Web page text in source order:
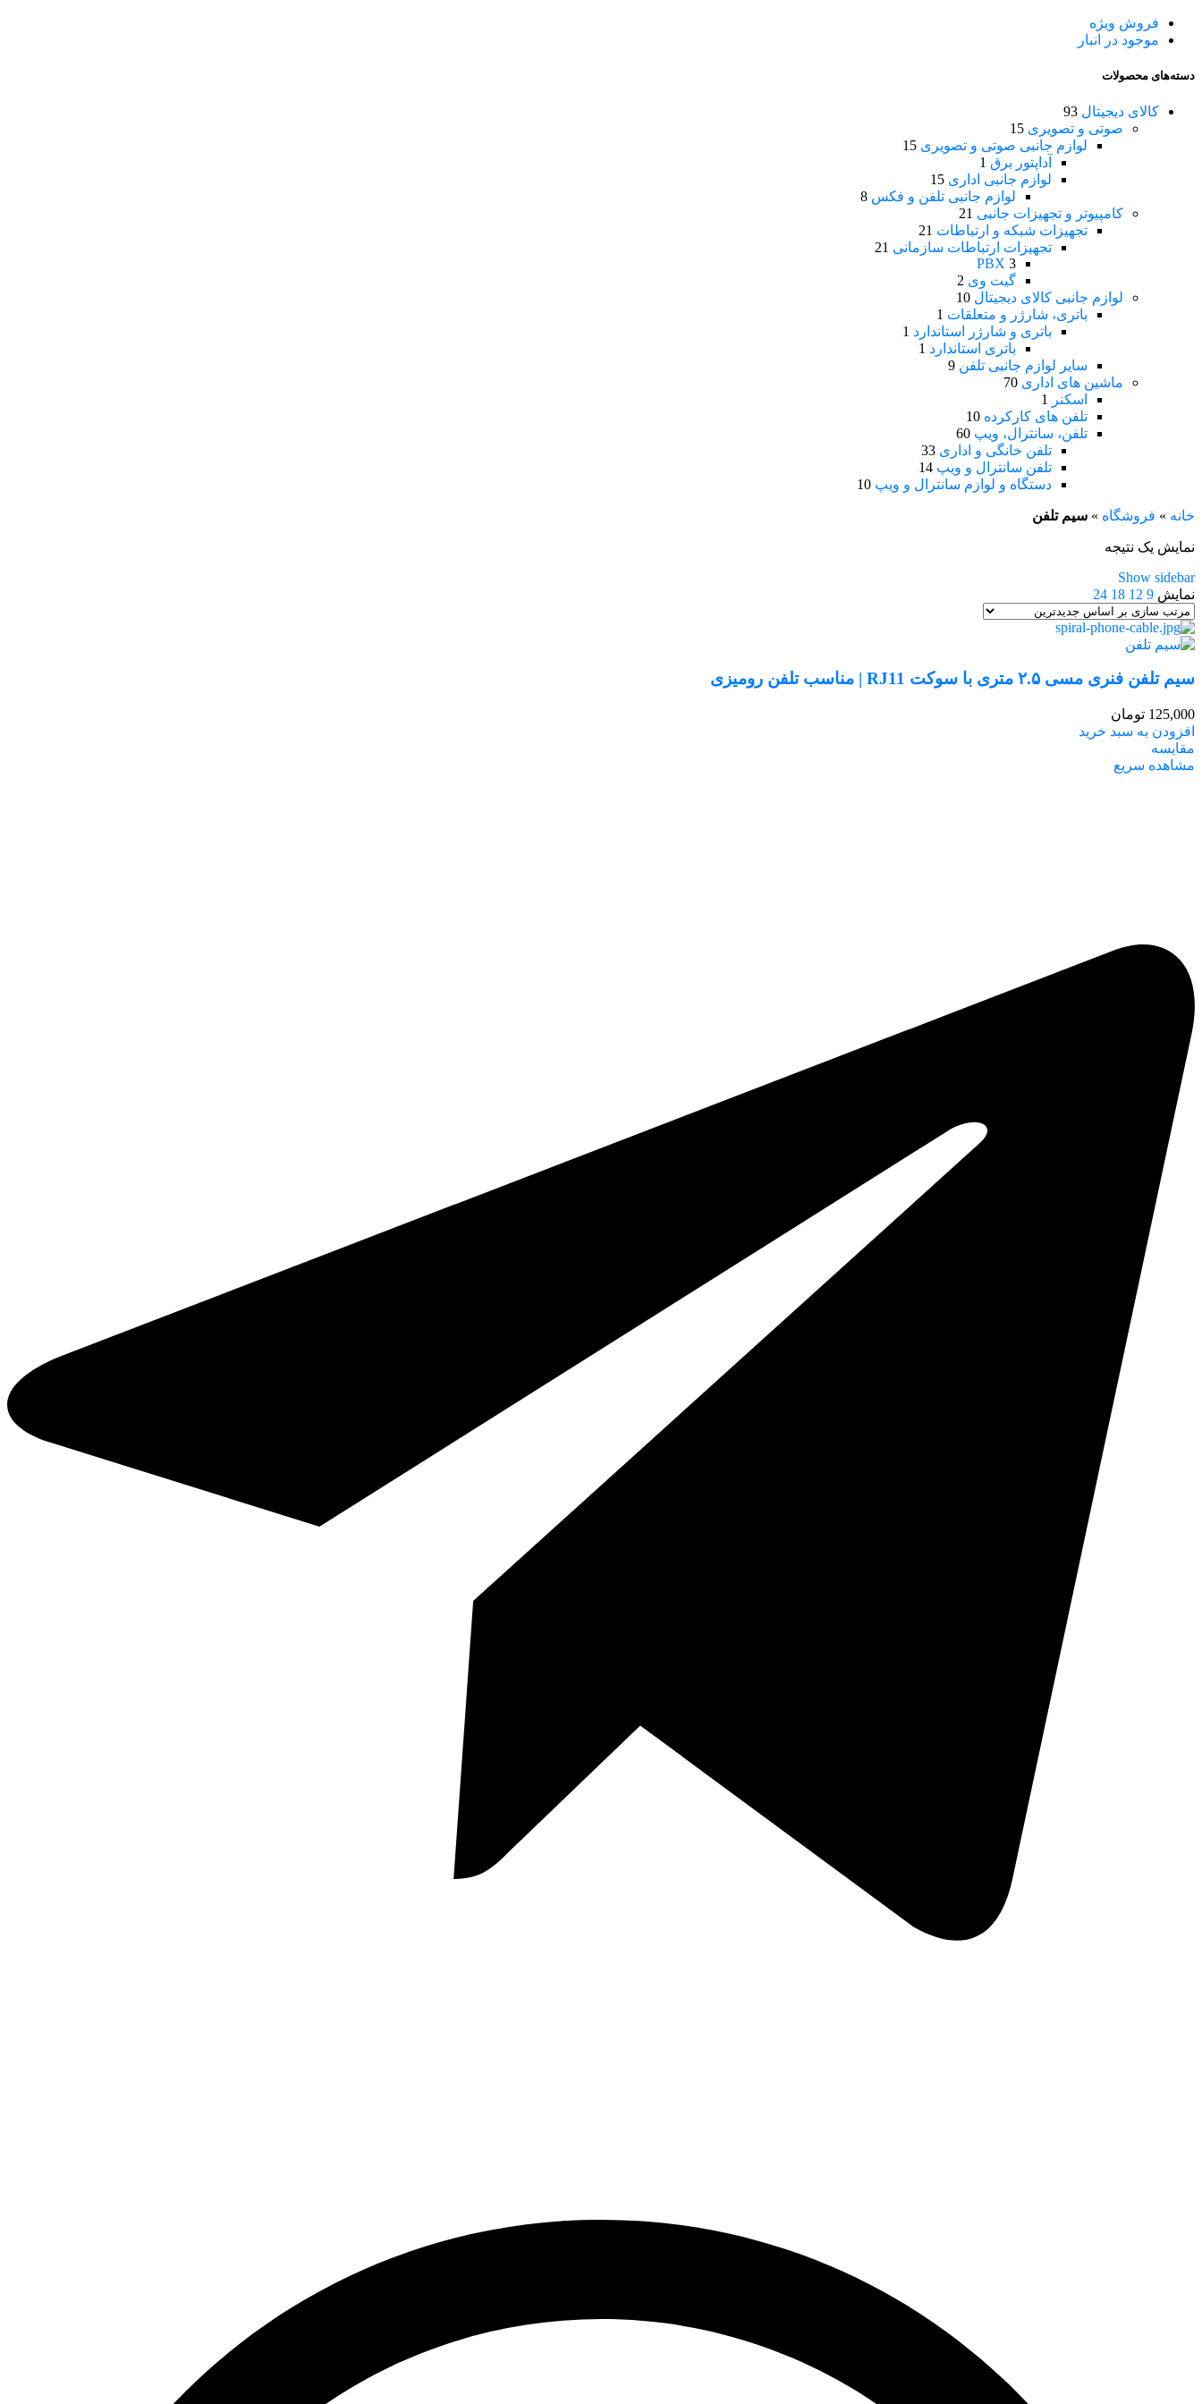
فروش ویژه
موجود در انبار
دسته‌های محصولات
کالای دیجیتال 93
صوتی و تصویری 15
لوازم جانبی صوتی و تصویری 15
آداپتور برق 1
لوازم جانبی اداری 15
لوازم جانبی تلفن و فکس 8
کامپیوتر و تجهیزات جانبی 21
تجهیزات شبکه و ارتباطات 21
تجهیزات ارتباطات سازمانی 21
PBX 3
گیت وی 2
لوازم جانبی کالای دیجیتال 10
باتری، شارژر و متعلقات 1
باتری و شارژر استاندارد 1
باتری استاندارد 1
سایر لوازم جانبی تلفن 9
ماشین های اداری 70
اسکنر
1
تلفن های کارکرده 10
تلفن، سانترال، ویپ 60
تلفن خانگی و اداری 33
تلفن سانترال و ویپ 14
دستگاه و لوازم سانترال و ویپ 10
خانه » فروشگاه » سیم تلفن
نمایش یک نتیجه
Show sidebar
نمایش 9
12
18
24
سیم تلفن فنری مسی ۲.۵ متری با سوکت RJ11 | مناسب تلفن رومیزی
125,000 تومان
افزودن به سبد خرید
مقایسه
مشاهده سریع